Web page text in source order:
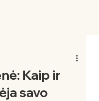
Kaip ir
savo